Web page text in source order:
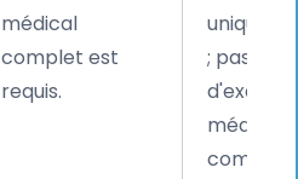
médical
complet est
requis.
; pas
médical
complet.